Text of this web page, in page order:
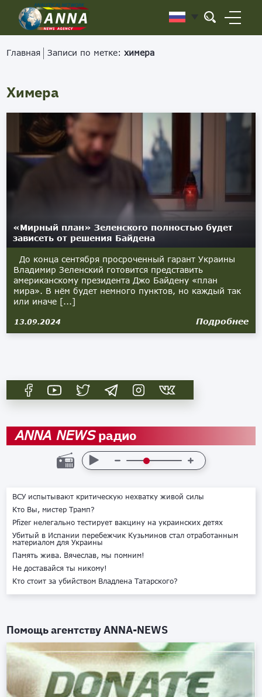
Главная Записи по метке:химера
Химера
«Мирный план» Зеленского полностью будет
зависеть от решения Байдена
До конца сентября просроченный гарант Украины
Владимир Зеленский готовится представить
американскому президента Джо Байдену «план
мира». В нём будет немного пунктов, но каждый так
или иначе [...]
13.09.2024 Подробнее
ANNA NEWSрадио
ВСУ испытывают критическую нехватку живой силы
Кто Вы, мистер Трамп?
Pfizer нелегально тестирует вакцину на украинских детях
Убитый в Испании перебежчик Кузьминов стал отработанным
материалом для Украины
Память жива. Вячеслав, мы помним!
Не доставайся ты никому!
Кто стоит за убийством Владлена Татарского?
Помощь агентствуANNA-NEWS